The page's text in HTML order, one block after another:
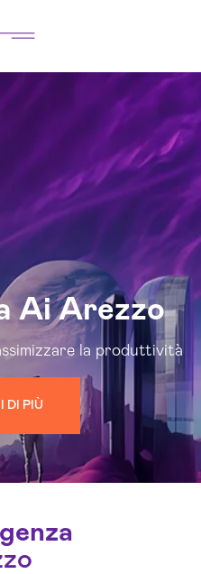
Ai Arezzo
la produttività
DI PIÙ